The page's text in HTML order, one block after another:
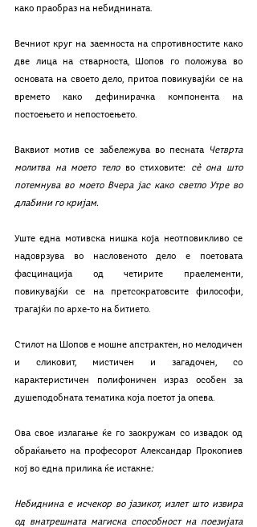
како праобраз на небиднината.
Вечниот круг на заемноста на спротивностите како
две лица на стварноста, Шопов го положува во
основата на своето дело, притоа повикувајќи се на
времето како дефинирачка компонента на
постоењето и непостоењето.
Ваквиот мотив се забележува во песната Четврта
молитва на моето тело во стиховите:
сѐ она што
потемнува во моето Вчера јас како светло Утре во
длабини го кријам.
Уште една мотивска нишка која неотповикливо се
надоврзува во насловеното дело е поетовата
фасцинација од четирите праелементи,
повикувајќи се на претсократовсите философи,
трагајќи по архе-то на битието.
Стилот на Шопов е мошне апстрактен, но мелодичен
и сликовит, мистичен и загадочен, со
карактеристичен полифоничен израз особен за
душеподобната тематика која поетот ја опева.
Ова свое излагање ќе го заокружам со извадок од
обраќањето на професорот Александар Прокопиев
кој во една прилика ќе истакне:
Небиднина е исчекор во јазикот, излет што извира
од внатрешната магиска способност на поезијата